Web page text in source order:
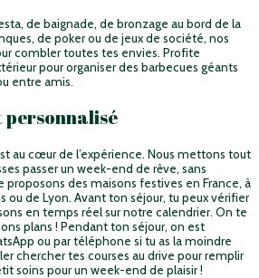
de baignade, de bronzage au bord de la
de poker ou de jeux de société, nos
combler toutes tes envies. Profite
pour organiser des barbecues géants
entre amis.
personnalisé
au cœur de l’expérience. Nous mettons tout
passer un week-end de rêve, sans
proposons des maisons festives en France, à
ou de Lyon. Avant ton séjour, tu peux vérifier
en temps réel sur notre calendrier. On te
plans ! Pendant ton séjour, on est
ou par téléphone si tu as la moindre
chercher tes courses au drive pour remplir
soins pour un week-end de plaisir !